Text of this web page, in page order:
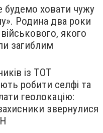
будемо ховати чужу
Родина два роки
якого
загиблим
із ТОТ
робити селфі та
геолокацію:
звернулися